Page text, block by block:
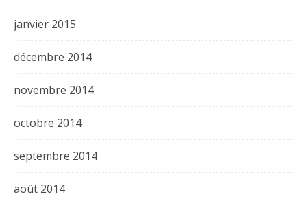
janvier 2015
décembre 2014
novembre 2014
octobre 2014
septembre 2014
août 2014